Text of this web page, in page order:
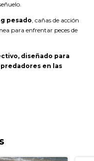
pesado, cañas de acción
para enfrentar peces de
diseñado para
en las